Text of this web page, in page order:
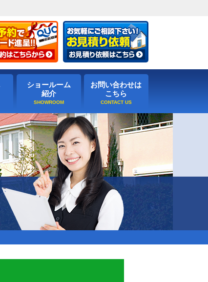
ショールーム
紹介
お問い合わせは
こちら